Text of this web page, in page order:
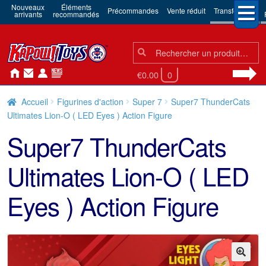
Nouveaux
arrivants
Éléments
recommandés Précommandes Vente réduit Transformers
Chercher:
Chercher
€0.00 0
Accueil Figurines d'action Super 7
Super7 ThunderCats
Ultimates Lion-O ( LED Eyes ) Action Figure
Super7 ThunderCats
Ultimates Lion-O ( LED
Eyes ) Action Figure